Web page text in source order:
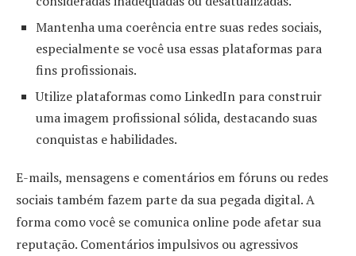
Mantenha uma coerência entre suas redes sociais,
especialmente se você usa essas plataformas para
fins profissionais.
Utilize plataformas como LinkedIn para construir
uma imagem profissional sólida, destacando suas
conquistas e habilidades.
E-mails, mensagens e comentários em fóruns ou redes
sociais também fazem parte da sua pegada digital. A
forma como você se comunica online pode afetar sua
reputação. Comentários impulsivos ou agressivos